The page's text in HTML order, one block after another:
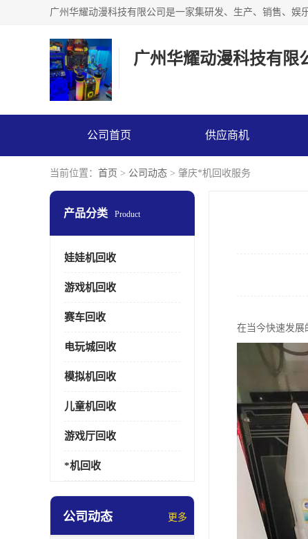
广州华耀动漫科技有限
公司首页 供应商机
当前位置： 首页 > 公司动态 > 肇庆*机回收服务
产品分类 Product
娃娃机回收
游戏机回收
赛车回收
电玩城回收
模拟机回收
儿童机回收
游戏厅回收
*机回收
公司动态 更多
在当今快速发展